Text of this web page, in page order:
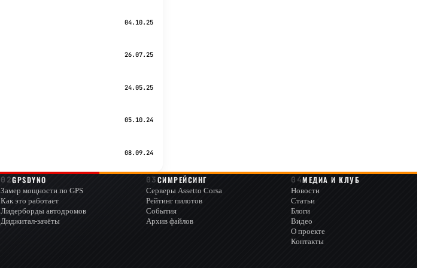
04.10.25
26.07.25
24.05.25
05.10.24
08.09.24
GPSDYNO
Замер мощности по GPS
Как это работает
Лидерборды автодромов
Диджитал-зачёты
СИМРЕЙСИНГ
Серверы Assetto Corsa
Рейтинг пилотов
События
Архив файлов
МЕДИА И КЛУБ
Новости
Статьи
Блоги
Видео
О проекте
Контакты